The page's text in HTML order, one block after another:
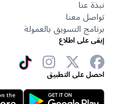
معنا
التسويق بالعمولة
اطلاع
على التطبيق